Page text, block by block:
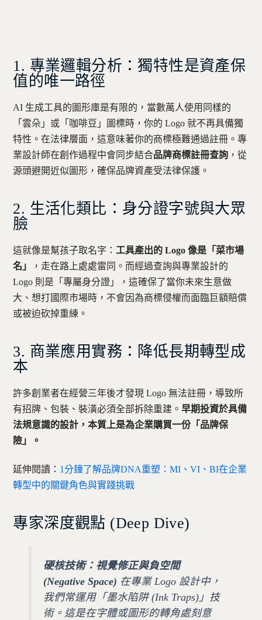
1. 專業邏輯分析：獨特性是資產保
值的唯一路徑
AI 生成工具的圖形庫是有限的，當數萬人使用同樣的
「雲朵」或「咖啡豆」圖標時，你的 Logo 就不再具備獨
特性。在法律層面，這意味著你的商標極難通過註冊。專
業設計師在創作過程中會同步結合品牌商標註冊查詢 ，從
源頭避開近似圖形，確保品牌資產受法律保護。
2. 生活化類比：身分證字號與大眾
臉
這就像是幫孩子取名字： 工具產出的 Logo 像是「菜市場
名」
，走在路上處處雷同。而經過查詢與專業設計的
Logo 則是「專屬身分證」，這確保了當你未來生意做
大、想打國際市場時，不會因為商標侵權而面臨巨額賠償
或被迫砍掉重練。
3. 商業應用實務：降低長期轉型成
本
許多創業者在經營三年後才發現 Logo 無法註冊，導致所
有招牌、包裝、裝潢必須全部拆除重建。早期投資於具備
法規意識的設計，本質上是為企業購買一份「品牌保
險」。
延伸閱讀： 1分鐘了解品牌DNA重塑：MI、VI、BI在企業
轉型中的關鍵角色與實踐挑戰
專家深度觀點 (Deep Dive)
硬核技術：視覺修正與負空間
(Negative Space) 在專業 Logo 設計中，
我們常運用「墨水陷阱 (Ink Traps)」技
術。這是在字體或圖形的轉角處刻意